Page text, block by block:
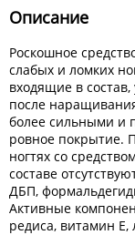
Описание
Роскошное
слабых и ломких
входящие в
после
более сильными и
ровное покрытие.
ногтях со
составе
ДБП,
Активные
редиса, витамин Е,